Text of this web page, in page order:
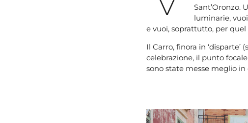
Sant’Oronzo.
luminarie,
e vuoi, soprattutto, per
Il Carro, finora in ‘disparte’
celebrazione, il punto
sono state messe meglio